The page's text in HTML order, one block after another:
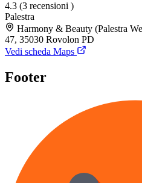
4.3 (3 recensioni )
Palestra
Harmony & Beauty (Palestra
47, 35030 Rovolon PD
Vedi scheda Maps
Footer